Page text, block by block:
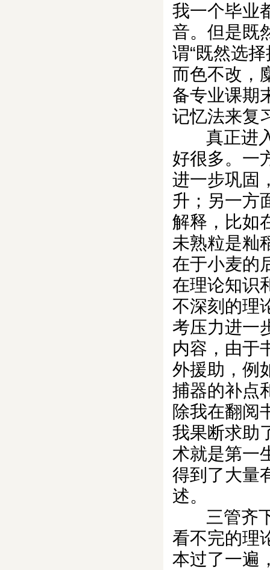
我一个毕业
音。但是既
谓“既然选
而色不改，
备专业课期
记忆法来复
真正进入
好很多。一
进一步巩固
升；另一方
解释，比如
未熟粒是籼
在于小麦的
在理论知识
不深刻的理
考压力进一
内容，由于
外援助，例
捕器的补点
除我在翻阅
我果断求助
术就是第一
得到了大量
述。
三管齐下
看不完的理
本过了一遍